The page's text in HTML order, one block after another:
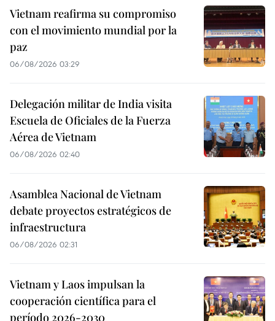
Vietnam reafirma su compromiso
con el movimiento mundial por la
paz
06/08/2026 03:29
Delegación militar de India visita
Escuela de Oficiales de la Fuerza
Aérea de Vietnam
06/08/2026 02:40
Asamblea Nacional de Vietnam
debate proyectos estratégicos de
infraestructura
06/08/2026 02:31
Vietnam y Laos impulsan la
cooperación científica para el
período 2026-2030